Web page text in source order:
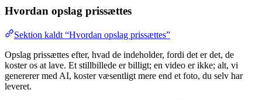
Hvordan opslag prissættes
Sektion kaldt “Hvordan opslag prissættes”
Opslag prissættes efter, hvad de indeholder, fordi det er det, de
koster os at lave. Et stillbillede er billigt; en video er ikke; alt, vi
genererer med AI, koster væsentligt mere end et foto, du selv har
leveret.